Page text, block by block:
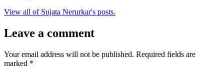
View all of Sujata Nerurkar's posts.
Leave a comment
Your email address will not be published. Required fields are
marked *